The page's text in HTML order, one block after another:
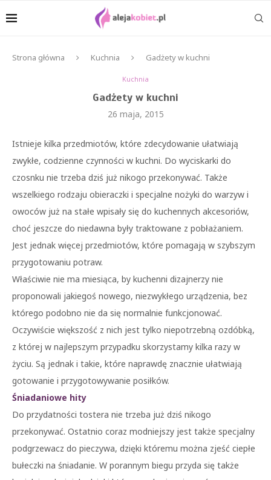
Strona główna Kuchnia Gadżety w kuchni
Kuchnia
Gadżety w kuchni
26 maja, 2015
Istnieje kilka przedmiotów, które zdecydowanie ułatwiają
zwykłe, codzienne czynności w kuchni. Do wyciskarki do
czosnku nie trzeba dziś już nikogo przekonywać. Także
wszelkiego rodzaju obieraczki i specjalne nożyki do warzyw i
owoców już na stałe wpisały się do kuchennych akcesoriów,
choć jeszcze do niedawna były traktowane z pobłażaniem.
Jest jednak więcej przedmiotów, które pomagają w szybszym
przygotowaniu potraw.
Właściwie nie ma miesiąca, by kuchenni dizajnerzy nie
proponowali jakiegoś nowego, niezwykłego urządzenia, bez
którego podobno nie da się normalnie funkcjonować.
Oczywiście większość z nich jest tylko niepotrzebną ozdóbką,
z której w najlepszym przypadku skorzystamy kilka razy w
życiu. Są jednak i takie, które naprawdę znacznie ułatwiają
gotowanie i przygotowywanie posiłków.
Śniadaniowe hity
Do przydatności tostera nie trzeba już dziś nikogo
przekonywać. Ostatnio coraz modniejszy jest także specjalny
podgrzewacz do pieczywa, dzięki któremu można zjeść ciepłe
bułeczki na śniadanie. W porannym biegu przyda się także